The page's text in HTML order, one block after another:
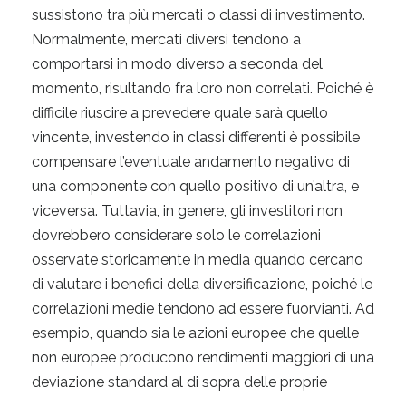
sussistono tra più mercati o classi di investimento.
Normalmente, mercati diversi tendono a
comportarsi in modo diverso a seconda del
momento, risultando fra loro non correlati. Poiché è
difficile riuscire a prevedere quale sarà quello
vincente, investendo in classi differenti è possibile
compensare l’eventuale andamento negativo di
una componente con quello positivo di un’altra, e
viceversa. Tuttavia, in genere, gli investitori non
dovrebbero considerare solo le correlazioni
osservate storicamente in media quando cercano
di valutare i benefici della diversificazione, poiché le
correlazioni medie tendono ad essere fuorvianti. Ad
esempio, quando sia le azioni europee che quelle
non europee producono rendimenti maggiori di una
deviazione standard al di sopra delle proprie